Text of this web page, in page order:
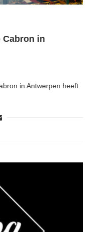
Cabron in
in Antwerpen heeft